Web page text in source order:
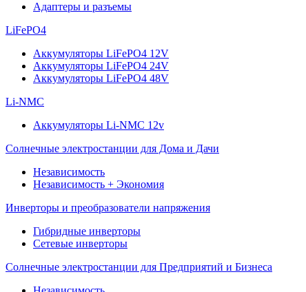
Адаптеры и разъемы
LiFePO4
Аккумуляторы LiFePO4 12V
Аккумуляторы LiFePO4 24V
Аккумуляторы LiFePO4 48V
Li-NMC
Аккумуляторы Li-NMC 12v
Солнечные электростанции для Дома и Дачи
Независимость
Независимость + Экономия
Инверторы и преобразователи напряжения
Гибридные инверторы
Сетевые инверторы
Солнечные электростанции для Предприятий и Бизнеса